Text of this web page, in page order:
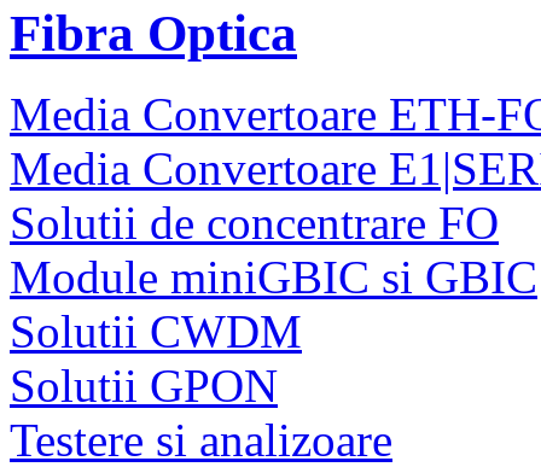
Fibra Optica
Media Convertoare ETH-
Media Convertoare
Solutii de concentrare FO
Module miniGBIC si GBIC
Solutii CWDM
Solutii GPON
Testere si analizoare